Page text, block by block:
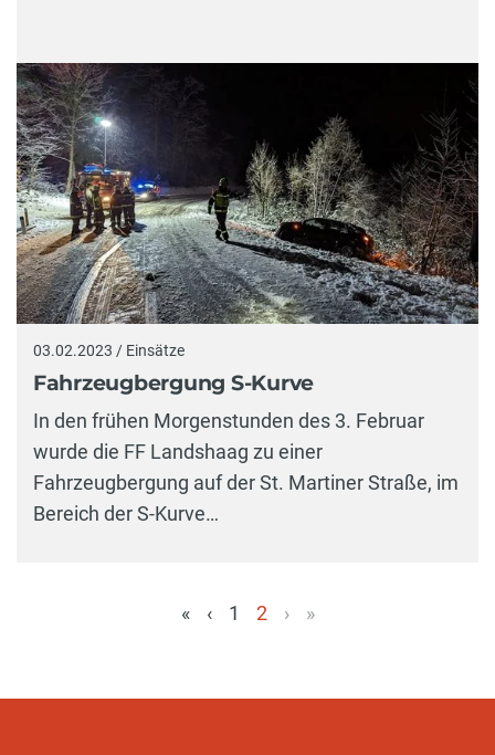
03.02.2023 / Einsätze
Fahrzeugbergung S-Kurve
In den frühen Morgenstunden des 3. Februar
wurde die FF Landshaag zu einer
Fahrzeugbergung auf der St. Martiner Straße, im
Bereich der S-Kurve…
« ‹ 1
2
› »